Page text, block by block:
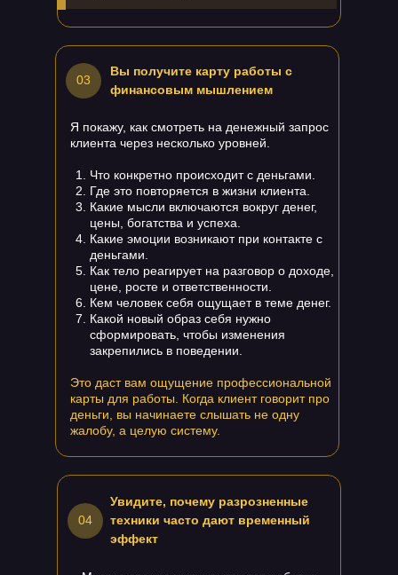
03
Вы получите карту работы с
финансовым мышлением
Я покажу, как смотреть на денежный запрос
клиента через несколько уровней.
Что конкретно происходит с деньгами.
Где это повторяется в жизни клиента.
Какие мысли включаются вокруг денег,
цены, богатства и успеха.
Какие эмоции возникают при контакте с
деньгами.
Как тело реагирует на разговор о доходе,
цене, росте и ответственности.
Кем человек себя ощущает в теме денег.
Какой новый образ себя нужно
сформировать, чтобы изменения
закрепились в поведении.
Это даст вам ощущение профессиональной
карты для работы. Когда клиент говорит про
деньги, вы начинаете слышать не одну
жалобу, а целую систему.
04
Увидите, почему разрозненные
техники часто дают временный
эффект